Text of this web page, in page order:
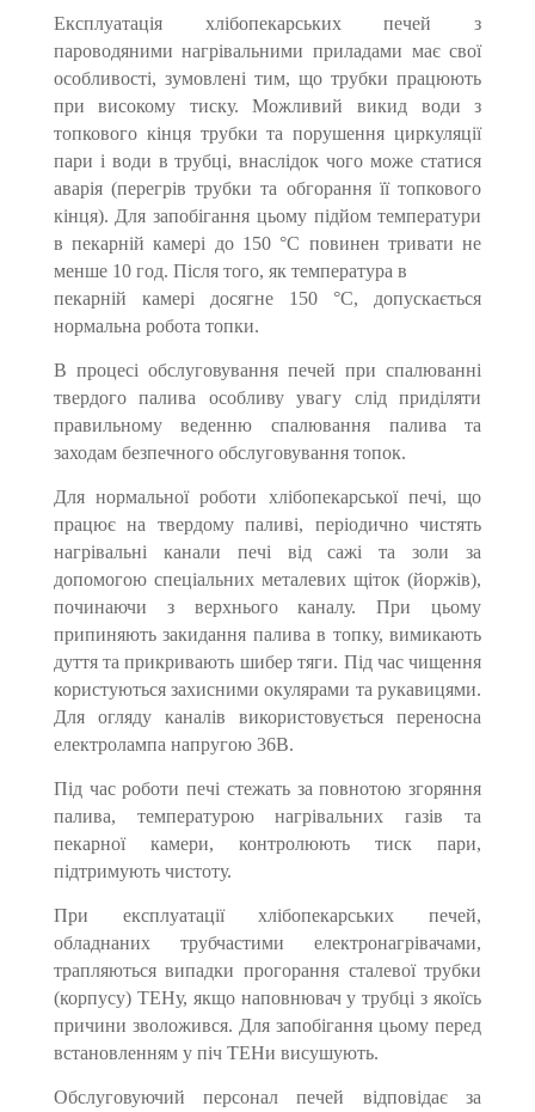
Експлуатація хлібопекарських печей з
пароводяними нагрівальними приладами має свої
особливості, зумовлені тим, що трубки працюють
при високому тиску. Можливий викид води з
топкового кінця трубки та порушення циркуляції
пари і води в трубці, внаслідок чого може статися
аварія (перегрів трубки та обгорання її топкового
кінця). Для запобігання цьому підйом температури
в пекарній камері до 150 °С повинен тривати не
менше 10 год. Після того, як температура в
пекарній камері досягне 150 °С, допускається
нормальна робота топки.
В процесі обслуговування печей при спалюванні
твердого палива особливу увагу слід приділяти
правильному веденню спалювання палива та
заходам безпечного обслуговування топок.
Для нормальної роботи хлібопекарської печі, що
працює на твердому паливі, періодично чистять
нагрівальні канали печі від сажі та золи за
допомогою спеціальних металевих щіток (йоржів),
починаючи з верхнього каналу. При цьому
припиняють закидання палива в топку, вимикають
дуття та прикривають шибер тяги. Під час чищення
користуються захисними окулярами та рукавицями.
Для огляду каналів використовується переносна
електролампа напругою 36В.
Під час роботи печі стежать за повнотою згоряння
палива, температурою нагрівальних газів та
пекарної камери, контролюють тиск пари,
підтримують чистоту.
При експлуатації хлібопекарських печей,
обладнаних трубчастими електронагрівачами,
трапляються випадки прогорання сталевої трубки
(корпусу) ТЕНу, якщо наповнювач у трубці з якоїсь
причини зволожився. Для запобігання цьому перед
встановленням у піч ТЕНи висушують.
Обслуговуючий персонал печей відповідає за